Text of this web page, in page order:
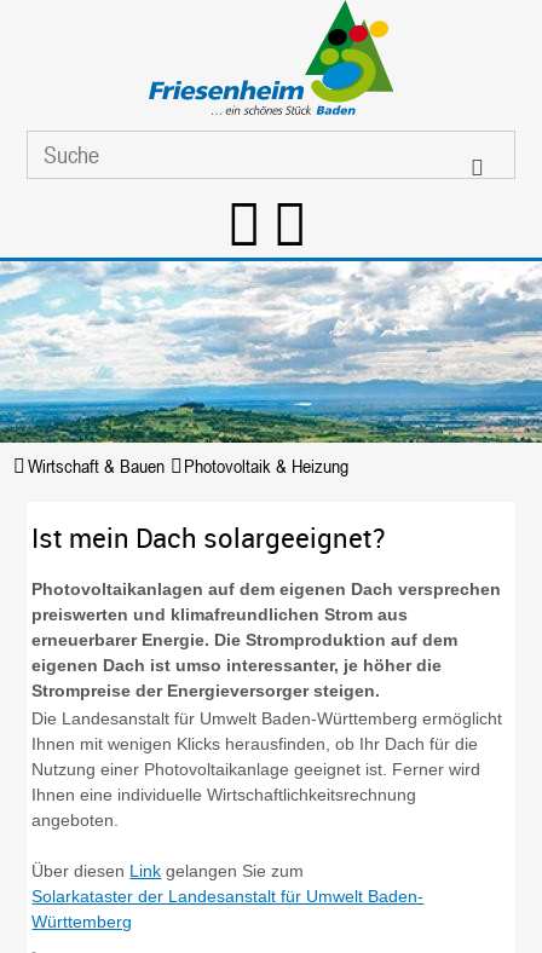
Wirtschaft & Bauen Photovoltaik & Heizung
Ist mein Dach solargeeignet?
Photovoltaikanlagen auf dem eigenen Dach versprechen
preiswerten und klimafreundlichen Strom aus
erneuerbarer Energie. Die Stromproduktion auf dem
eigenen Dach ist umso interessanter, je höher die
Strompreise der Energieversorger steigen.
Die Landesanstalt für Umwelt Baden-Württemberg ermöglicht
Ihnen mit wenigen Klicks herausfinden, ob Ihr Dach für die
Nutzung einer Photovoltaikanlage geeignet ist. Ferner wird
Ihnen eine individuelle Wirtschaftlichkeitsrechnung
angeboten.
Über diesen Link gelangen Sie zum
Solarkataster der Landesanstalt für Umwelt Baden-
Württemberg